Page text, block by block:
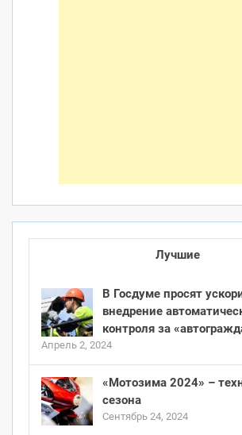
Лучшие
В Госдуме просят
внедрение
контроля за
Апрель 2, 2024
«Мотозима 2024» –
сезона
Сентябрь 24, 2024